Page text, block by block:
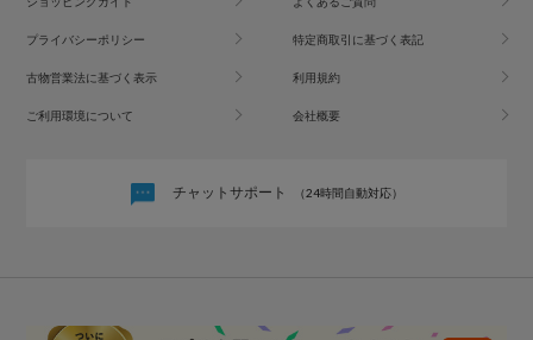
プライバシーポリシー 特定商取引に基づく表記
古物営業法に基づく表示 利用規約
ご利用環境について 会社概要
チャットサポート （24時間自動対応）